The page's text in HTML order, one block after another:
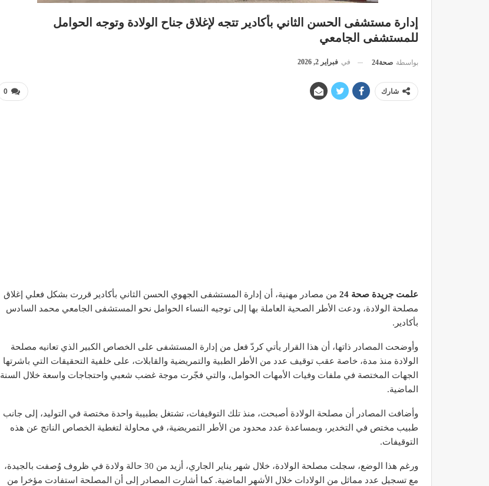
إدارة مستشفى الحسن الثاني بأكادير تتجه لإغلاق جناح الولادة وتوجه الحوامل
للمستشفى الجامعي
بواسطة صحة24 في فبراير 2, 2026
0 شارك
علمت جريدة صحة 24
من مصادر مهنية، أن إدارة المستشفى الجهوي الحسن الثاني بأكادير قررت بشكل فعلي إغلاق
مصلحة الولادة، ودعت الأطر الصحية العاملة بها إلى توجيه النساء الحوامل نحو المستشفى الجامعي محمد السادس
بأكادير.
وأوضحت المصادر ذاتها، أن هذا القرار يأتي كردّ فعل من إدارة المستشفى على الخصاص الكبير الذي تعانيه مصلحة
الولادة منذ مدة، خاصة عقب توقيف عدد من الأطر الطبية والتمريضية والقابلات، على خلفية التحقيقات التي باشرتها
الجهات المختصة في ملفات وفيات الأمهات الحوامل، والتي فجّرت موجة غضب شعبي واحتجاجات واسعة خلال السنة
الماضية.
وأضافت المصادر أن مصلحة الولادة أصبحت، منذ تلك التوقيفات، تشتغل بطبيبة واحدة مختصة في التوليد، إلى جانب
طبيب مختص في التخدير، وبمساعدة عدد محدود من الأطر التمريضية، في محاولة لتغطية الخصاص الناتج عن هذه
التوقيفات.
ورغم هذا الوضع، سجلت مصلحة الولادة، خلال شهر يناير الجاري، أزيد من 30 حالة ولادة في ظروف وُصفت بالجيدة،
مع تسجيل عدد مماثل من الولادات خلال الأشهر الماضية. كما أشارت المصادر إلى أن المصلحة استفادت مؤخرا من